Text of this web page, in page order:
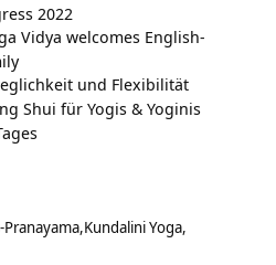
2022
Vidya welcomes English-
und Flexibilität
Shui für Yogis & Yoginis
Kundalini Yoga